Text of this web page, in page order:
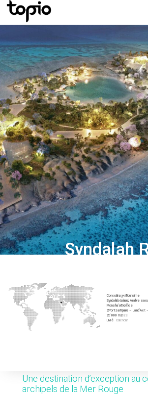
Syndalah
Program
Location
Client
Team
Size
Calendar
Concours – Toursime
Syndalah island, Arabie
Monsha’at office
2Portzamparc – Land’Act
20’000 m2
Livré
Une destination d’exception au
archipels de la Mer Rouge